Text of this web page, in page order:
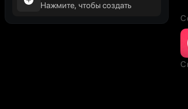
Нажмите, чтобы создать